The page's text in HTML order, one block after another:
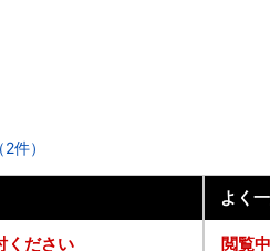
件）
ください
よく
閲覧